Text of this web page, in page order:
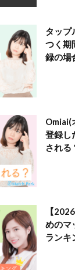
タップ
つく期
録の場
Omiai(
登録し
される
【
めのマ
ランキ